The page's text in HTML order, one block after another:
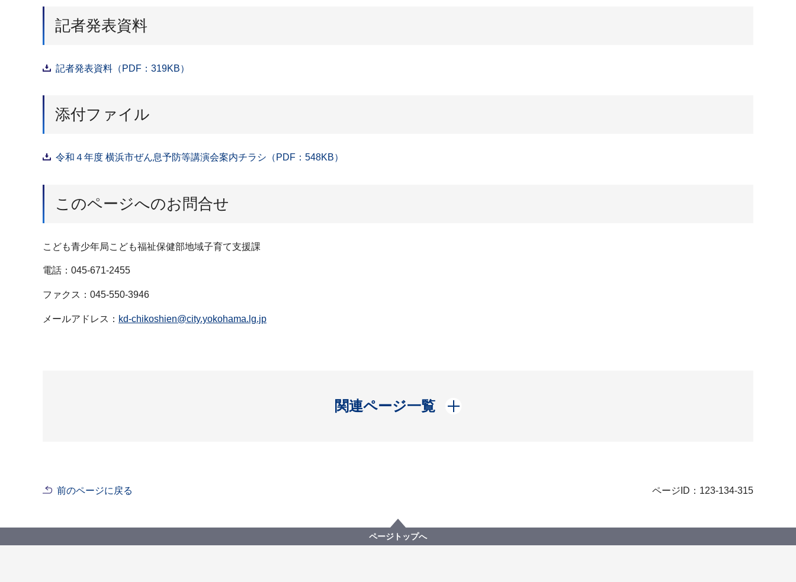
記者発表資料
記者発表資料（PDF：319KB）
添付ファイル
令和４年度 横浜市ぜん息予防等講演会案内チラシ（PDF：548KB）
このページへのお問合せ
こども青少年局こども福祉保健部地域子育て支援課
電話：045-671-2455
ファクス：045-550-3946
メールアドレス： kd-chikoshien@city.yokohama.lg.jp
関連ページ一覧
開く
前のページに戻る ページID：123-134-315
ページトップへ